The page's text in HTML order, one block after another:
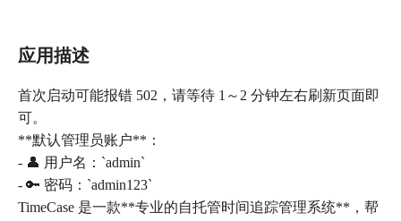
应用描述
首次启动可能报错 502，请等待 1～2 分钟左右刷新页面即
可。
**默认管理员账户**：
- 👤 用户名：`admin`
- 🔑 密码：`admin123`
TimeCase 是一款**专业的自托管时间追踪管理系统**，帮